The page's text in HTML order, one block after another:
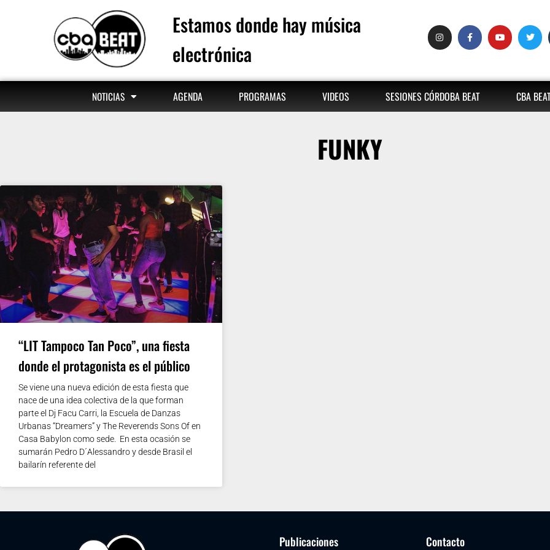
Estamos donde hay música
electrónica
NOTICIAS AGENDA PROGRAMAS VIDEOS SESIONES CÓRDOBA BEAT CBA
FUNKY
“LIT Tampoco Tan Poco”, una fiesta
donde el protagonista es el público
Se viene una nueva edición de esta fiesta que
nace de una idea colectiva de la que forman
parte el Dj Facu Carri, la Escuela de Danzas
Urbanas “Dreamers” y The Reverends Sons Of en
Casa Babylon como sede. En esta ocasión se
sumarán Pedro D´Alessandro y desde Brasil el
bailarín referente del
Publicaciones Contacto